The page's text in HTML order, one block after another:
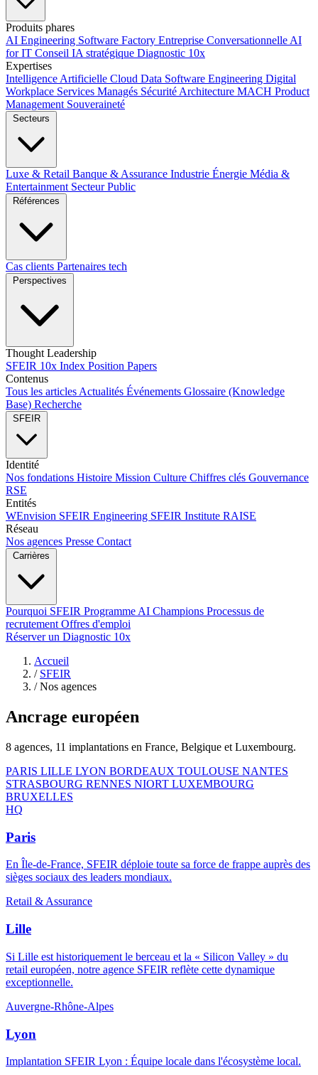
Produits phares
AI Engineering Software Factory Entreprise Conversationnelle AI
for IT Conseil IA stratégique Diagnostic 10x
Expertises
Intelligence Artificielle Cloud Data Software Engineering Digital
Workplace Services Managés Sécurité Architecture MACH Product
Management Souveraineté
Secteurs
Luxe & Retail Banque & Assurance Industrie Énergie Média &
Entertainment Secteur Public
Références
Cas clients Partenaires tech
Perspectives
Thought Leadership
SFEIR 10x Index Position Papers
Contenus
Tous les articles Actualités Événements Glossaire (Knowledge
Base) Recherche
SFEIR
Identité
Nos fondations Histoire Mission Culture Chiffres clés Gouvernance
RSE
Entités
WEnvision SFEIR Engineering SFEIR Institute RAISE
Réseau
Nos agences Presse Contact
Carrières
Pourquoi SFEIR Programme AI Champions Processus de
recrutement Offres d'emploi
Réserver un Diagnostic 10x
Accueil
/ SFEIR
/ Nos agences
Ancrage européen
8 agences, 11 implantations en France, Belgique et Luxembourg.
PARIS LILLE LYON BORDEAUX TOULOUSE NANTES
STRASBOURG RENNES NIORT LUXEMBOURG
BRUXELLES
HQ
Paris
En Île-de-France, SFEIR déploie toute sa force de frappe auprès des
sièges sociaux des leaders mondiaux.
Retail & Assurance
Lille
Si Lille est historiquement le berceau et la « Silicon Valley » du
retail européen, notre agence SFEIR reflète cette dynamique
exceptionnelle.
Auvergne-Rhône-Alpes
Lyon
Implantation SFEIR Lyon : Équipe locale dans l'écosystème local.